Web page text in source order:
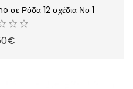
σε Ρόδα 12 σχέδια Νο 1